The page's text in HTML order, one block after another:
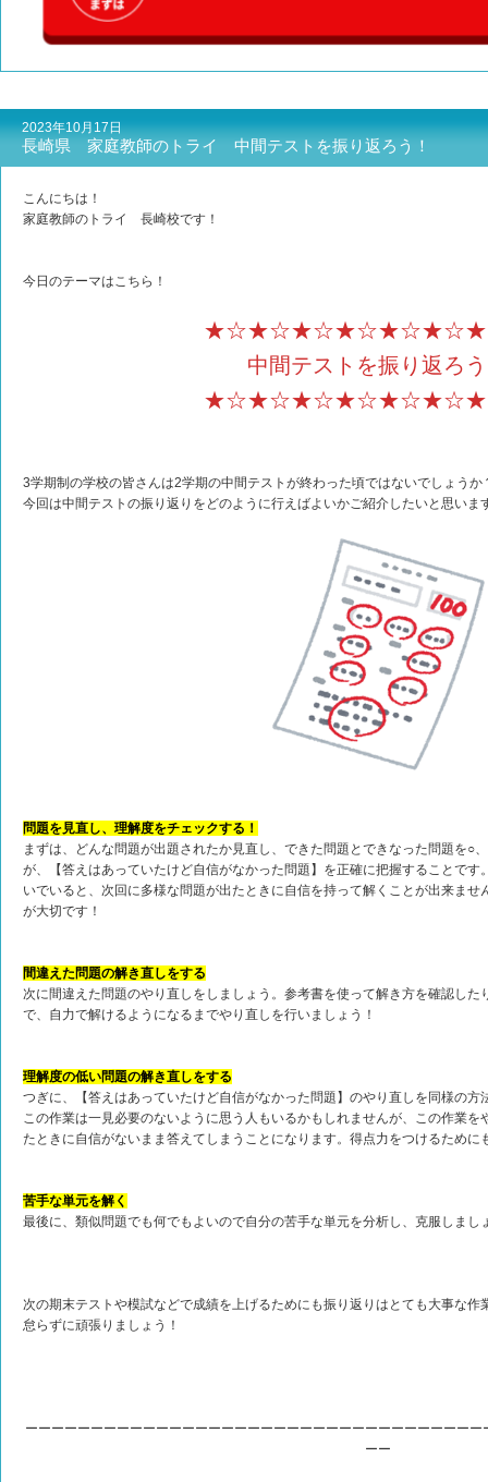
2023年10月17日
長崎県 家庭教師のトライ 中間テストを振り返ろう！
こんにちは！
家庭教師のトライ 長崎校です！
今日のテーマはこちら！
中間テストを振り返ろ
3学期制の学校の皆さんは2学期の中間テストが終わった頃ではないでしょうか
今回は中間テストの振り返りをどのように行えばよいかご紹介したいと思いま
問題を見直し、理解度をチェックする！
まずは、どんな問題が出題されたか見直し、できた問題とできなった問題を○
が、【答えはあっていたけど自信がなかった問題】を正確に把握することで
いでいると、次回に多様な問題が出たときに自信を持って解くことが出来ま
が大切です！
間違えた問題の解き直しをする
次に間違えた問題のやり直しをしましょう。参考書を使って解き方を確認し
で、自力で解けるようになるまでやり直しを行いましょう！
理解度の低い問題の解き直しをする
つぎに、【答えはあっていたけど自信がなかった問題】のやり直しを同様の方
この作業は一見必要のないように思う人もいるかもしれませんが、この作業
たときに自信がないまま答えてしまうことになります。得点力をつけるために
苦手な単元を解く
最後に、類似問題でも何でもよいので自分の苦手な単元を分析し、克服しまし
次の期末テストや模試などで成績を上げるためにも振り返りはとても大事な作
怠らずに頑張りましょう！
ーーーーーーーーーーーーーーーーーーーーーーーーーーーーーーーーーー
ーー